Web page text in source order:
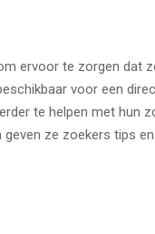
ervoor te zorgen dat
voor een
te helpen met hun
ze zoekers tips